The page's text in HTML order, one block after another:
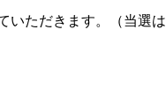
いただきます。（当選は